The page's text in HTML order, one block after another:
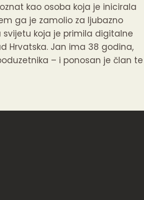
kao osoba koja je inicirala
ga je zamolio za ljubazno
svijetu koja je primila digitalne
Hrvatska. Jan ima 38 godina,
– i ponosan je član te